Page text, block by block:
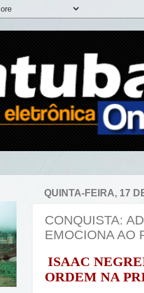
QUINTA-FEIRA, 17
CONQUISTA:
EMOCIONA AO
ISAAC
ORDEM NA